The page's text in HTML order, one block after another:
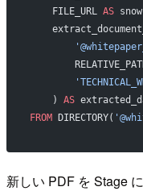
    FILE_URL
AS
    )
AS
FROM DIRECTORY(
新しい PDF を Stage